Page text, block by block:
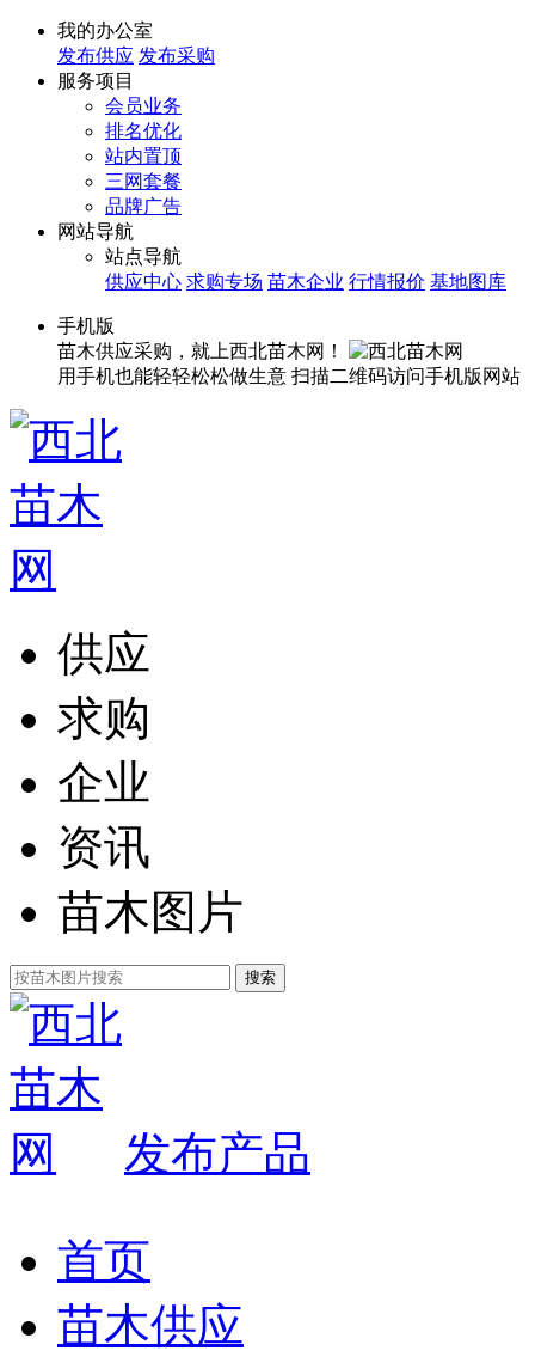
我的办公室
发布供应 发布采购
服务项目
会员业务
排名优化
站内置顶
三网套餐
品牌广告
网站导航
站点导航
供应中心 求购专场 苗木企业 行情报价 基地图库
手机版
苗木供应采购，就上西北苗木网！
用手机也能轻轻松松做生意 扫描二维码访问手机版网站
供应
求购
企业
资讯
苗木图片
发布产品
首页
苗木供应